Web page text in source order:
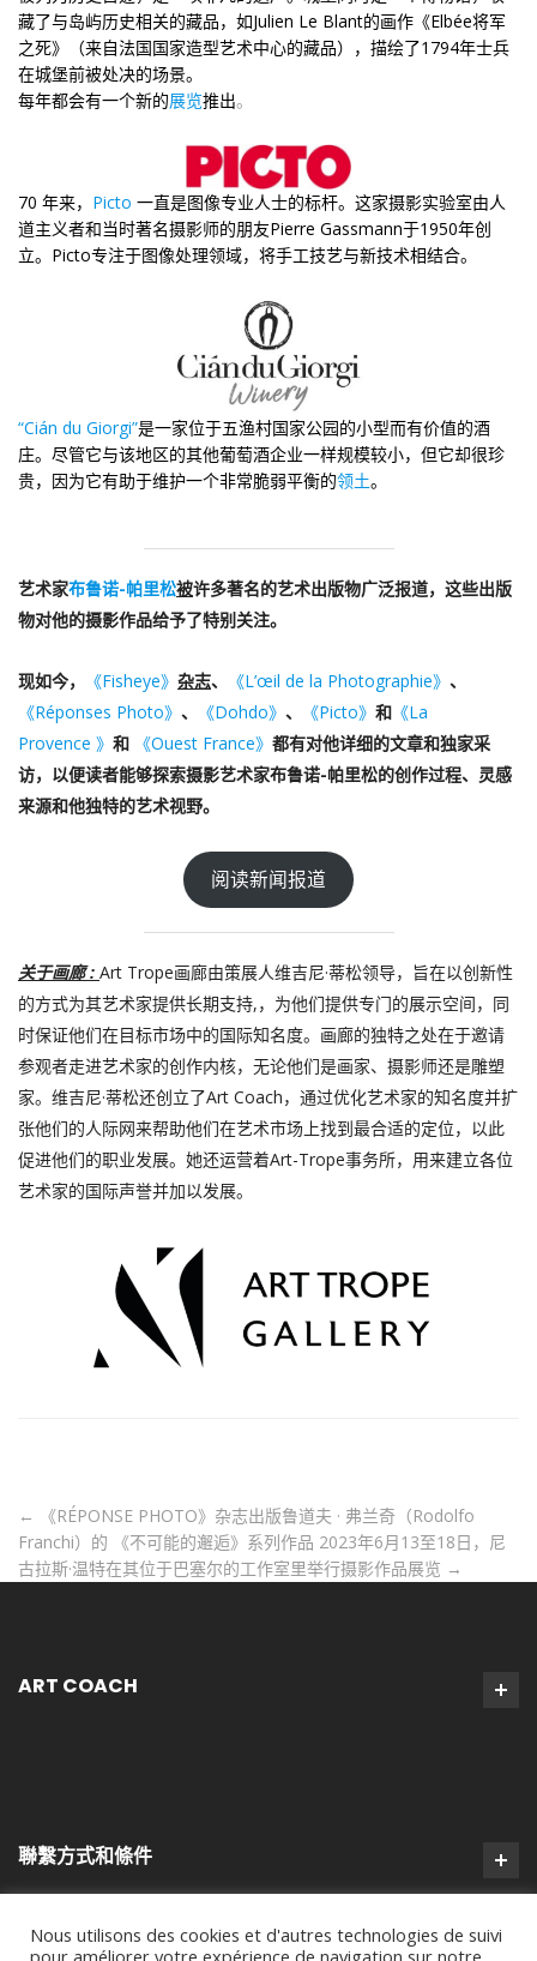
藏了与岛屿历史相关的藏品，如Julien Le Blant的画作《Elbée将军
之死》（来自法国国家造型艺术中心的藏品），描绘了1794年士兵
在城堡前被处决的场景。
每年都会有一个新的展览推出。
70 年来， Picto 一直是图像专业人士的标杆。这家摄影实验室由人
道主义者和当时著名摄影师的朋友Pierre Gassmann于1950年创
立。Picto专注于图像处理领域，将手工技艺与新技术相结合。
“Cián du Giorgi”是一家位于五渔村国家公园的小型而有价值的酒
庄。尽管它与该地区的其他葡萄酒企业一样规模较小，但它却很珍
贵，因为它有助于维护一个非常脆弱平衡的领土。
艺术家布鲁诺-帕里松被许多著名的艺术出版物广泛报道，这些出版
物对他的摄影作品给予了特别关注。
现如今， 《Fisheye》 杂志、 《L’œil de la Photographie》 、
《Réponses Photo》 、 《Dohdo》 、 《Picto》 和 《La
Provence 》 和 《Ouest France》 都有对他详细的文章和独家采
访，以便读者能够探索摄影艺术家布鲁诺-帕里松的创作过程、灵感
来源和他独特的艺术视野。
阅读新闻报道
关于画廊 : Art Trope画廊由策展人维吉尼·蒂松领导，旨在以创新性
的方式为其艺术家提供长期支持,，为他们提供专门的展示空间，同
时保证他们在目标市场中的国际知名度。画廊的独特之处在于邀请
参观者走进艺术家的创作内核，无论他们是画家、摄影师还是雕塑
家。维吉尼·蒂松还创立了Art Coach，通过优化艺术家的知名度并扩
张他们的人际网来帮助他们在艺术市场上找到最合适的定位，以此
促进他们的职业发展。她还运营着Art-Trope事务所，用来建立各位
艺术家的国际声誉并加以发展。
←
《RÉPONSE PHOTO》杂志出版鲁道夫 · 弗兰奇（Rodolfo
Franchi）的 《不可能的邂逅》系列作品 2023年6月13至18日，尼
古拉斯·温特在其位于巴塞尔的工作室里举行摄影作品展览 →
ART COACH
聯繫方式和條件
Nous utilisons des cookies et d'autres technologies de suivi
pour améliorer votre expérience de navigation sur notre